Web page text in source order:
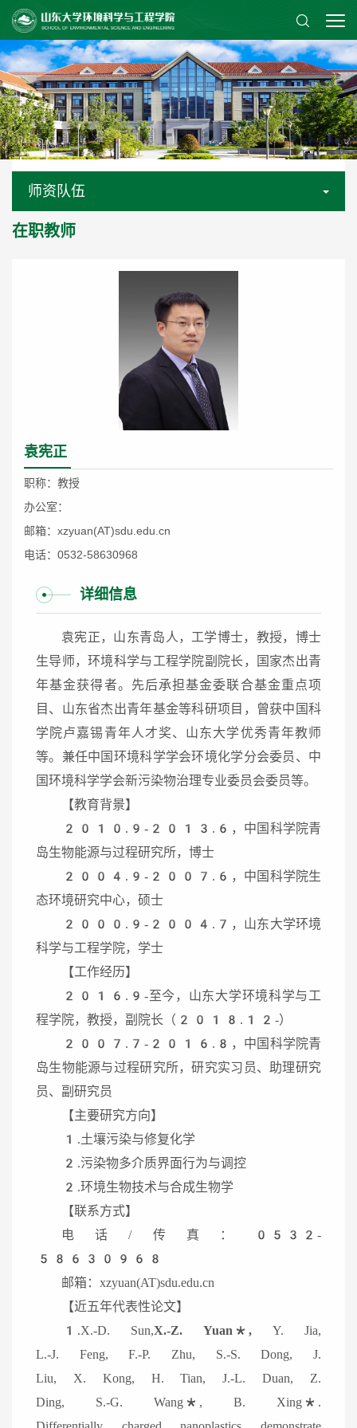
师资队伍
在职教师
袁宪正
职称：教授
办公室：
邮箱：xzyuan(AT)sdu.edu.cn
电话：0532-58630968
详细信息
袁宪正，山东青岛人，工学博士，教授，博士
生导师，环境科学与工程学院副院长，国家杰出青
年基金获得者。先后承担基金委联合基金重点项
目、山东省杰出青年基金等科研项目，曾获中国科
学院卢嘉锡青年人才奖、山东大学优秀青年教师
等。兼任中国环境科学学会环境化学分会委员、中
国环境科学学会新污染物治理专业委员会委员等。
【教育背景】
2010.9-2013.6，中国科学院青
岛生物能源与过程研究所，博士
2004.9-2007.6，中国科学院生
态环境研究中心，硕士
2000.9-2004.7，山东大学环境
科学与工程学院，学士
【工作经历】
2016.9-至今，山东大学环境科学与工
程学院，教授，副院长（2018.12-）
2007.7-2016.8，中国科学院青
岛生物能源与过程研究所，研究实习员、助理研究
员、副研究员
【主要研究方向】
1.土壤污染与修复化学
2.污染物多介质界面行为与调控
2.环境生物技术与合成生物学
【联系方式】
电话/传真：0532-
58630968
邮箱：xzyuan(AT)sdu.edu.cn
【近五年代表性论文】
1.X.-D. Sun,X.-Z. Yuan*, Y. Jia,
L.-J. Feng, F.-P. Zhu, S.-S. Dong, J.
Liu, X. Kong, H. Tian, J.-L. Duan, Z.
Ding, S.-G. Wang*, B. Xing*.